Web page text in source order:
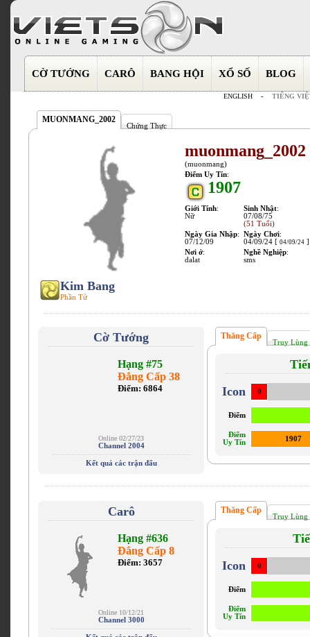
CỜ TƯỚNG CARÔ BANG HỘI XỔ SỐ BLOG
ENGLISH- TIẾNG
MUONMANG_2002
Chứng Thực
Kim Bang
Phần Tử
muonmang_2002
(muonmang)
Điểm Uy Tín:
1907
Giới Tính:
Nữ
Sinh Nhật:
07/08/75
(51 Tuổi)
Ngày Gia Nhập:
07/12/09
Ngày Chơi:
04/09/24 [ 04/09/24 ]
Nơi ở:
dalat
Nghề Nghiệp:
sms
Cờ Tướng
Hạng #75
Đẳng Cấp 38
Điểm: 6864
Online 02/27/23
Channel 2004
Kết quả các trận đấu
Thăng Cấp
Truy Lùng
Icon
0
Điểm
Điểm
Uy Tín
1907
Carô
Hạng #636
Đẳng Cấp 8
Điểm: 3657
Online 10/12/21
Channel 3000
Thăng Cấp
Truy Lùng
Icon
0
Điểm
Điểm
Uy Tín